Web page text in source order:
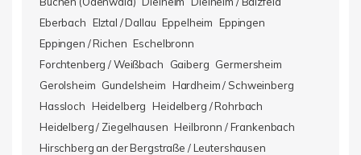
Eberbach Elztal / Dallau Eppelheim Eppingen
Eppingen / Richen Eschelbronn
Forchtenberg / Weißbach
Gaiberg Germersheim
Gerolsheim Gundelsheim Hardheim / Schweinberg
Hassloch Heidelberg Heidelberg / Rohrbach
Heidelberg / Ziegelhausen Heilbronn / Frankenbach
Hirschberg an der Bergstraße / Leutershausen